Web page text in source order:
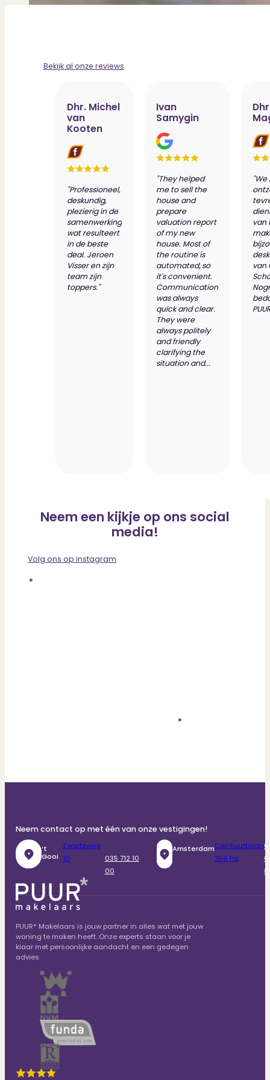
Bekijk al onze reviews
Dhr. Michel
van
Kooten
"Professioneel,
deskundig,
plezierig in de
samenwerking
wat resulteert
in de beste
deal. Jeroen
Visser en zijn
team zijn
toppers."
Ivan
Samygin
"They helped
me to sell the
house and
prepare
valuation report
of my new
house. Most of
the routine is
automated, so
it's convenient.
Communication
was always
quick and clear.
They were
always politely
and friendly
clarifying the
situation and...
"We
van
van
Neem een kijkje op ons social
media!
Volg ons op instagram
Neem contact op met één van onze vestigingen!
‘t
Gooi
Zwarteweg
10
035 712 10
00
AmsterdamCeintuurbaan
356 hs
PUUR* Makelaars is jouw partner in alles wat met jouw
woning te maken heeft. Onze experts staan voor je
klaar met persoonlijke aandacht en een gedegen
advies.